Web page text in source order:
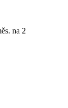
na 2